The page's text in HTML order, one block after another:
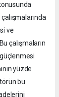
ve
çalışmaların
yüzde
bu